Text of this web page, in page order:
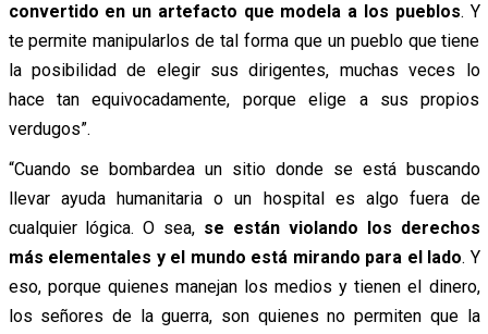
convertido en un artefacto que modela a los pueblos. Y
te permite manipularlos de tal forma que un pueblo que tiene
la posibilidad de elegir sus dirigentes, muchas veces lo
hace tan equivocadamente, porque elige a sus propios
verdugos”.
“Cuando se bombardea un sitio donde se está buscando
llevar ayuda humanitaria o un hospital es algo fuera de
cualquier lógica. O sea, se están violando los derechos
más elementales y el mundo está mirando para el lado. Y
eso, porque quienes manejan los medios y tienen el dinero,
los señores de la guerra, son quienes no permiten que la